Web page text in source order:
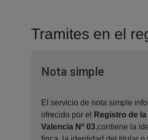
Tramites en el
Nota simpleVentana
El servicio de nota simple
ofrecido por el
Registro de
Valencia Nº 03,contiene la